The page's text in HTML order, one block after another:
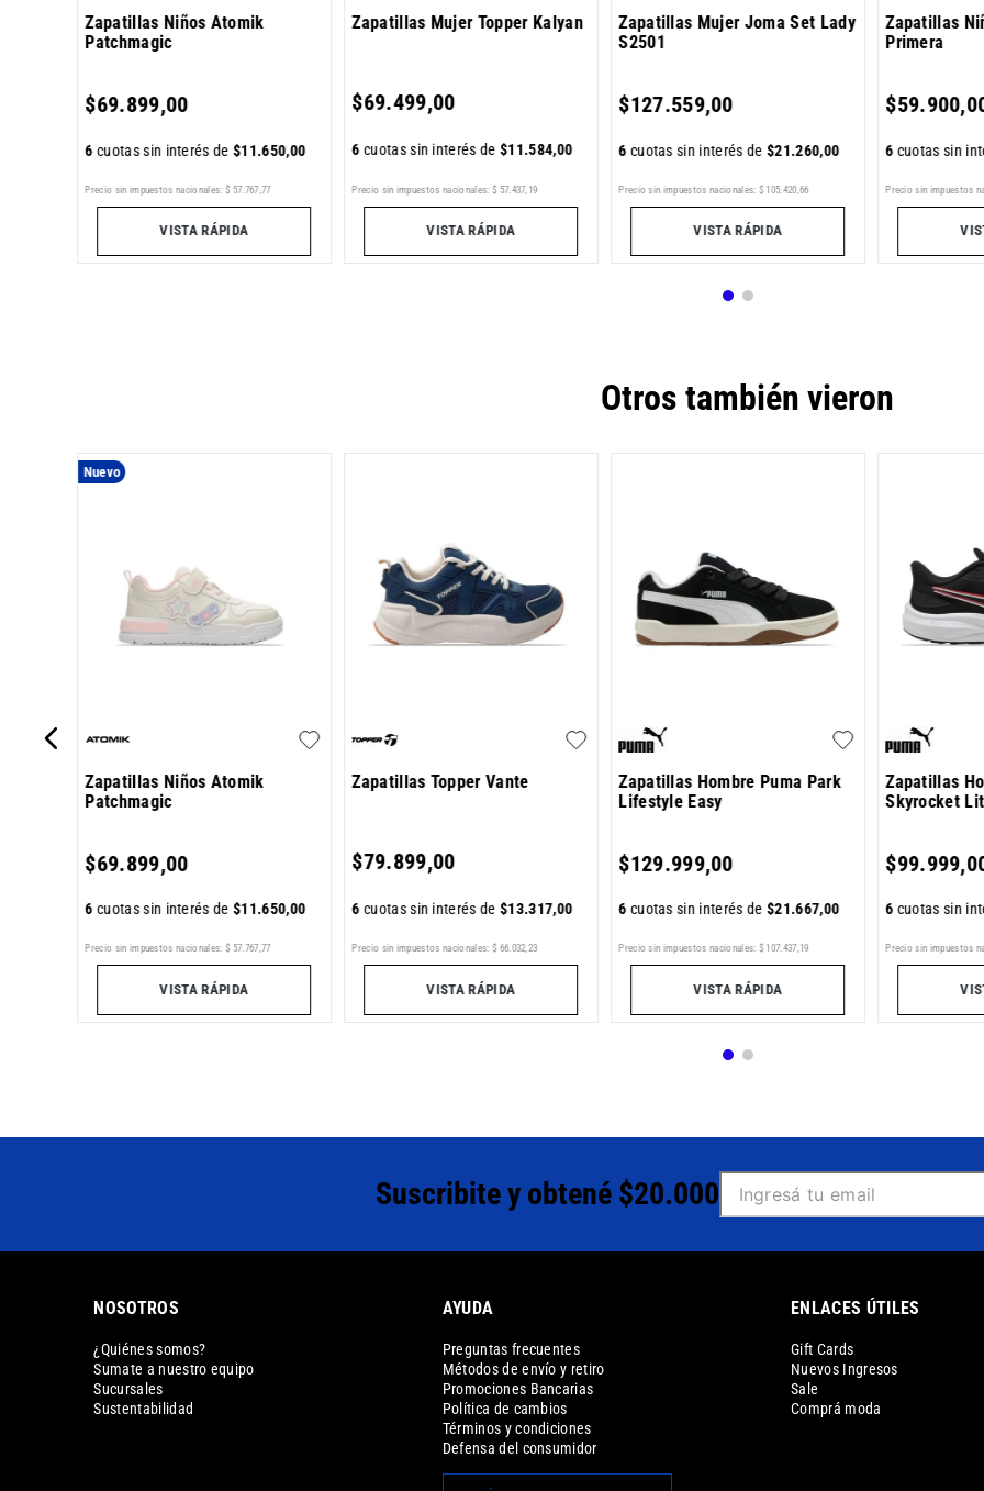
Zapatillas Niños Atomik
Patchmagic
$69.899,00
6cuotas sin interés de$11.650,00
Precio sin impuestos nacionales: $ 57 767 ,77
VISTA RÁPIDA
Zapatillas Mujer Topper Kalyan
$69.499,00
6cuotas sin interés de$11.584,00
Precio sin impuestos nacionales: $ 57 437 19
VISTA RÁPIDA
Zapatillas Mujer Joma Set Lady
S2501
$127.559,00
6cuotas sin interés de$21.260,00
Precio sin impuestos nacionales: $ 105 420 ,66
VISTA RÁPIDA
Zapatillas
Primera
$59.900,
6cuotas sin
Precio sin impuestos
Otros también vieron
Nuevo
Zapatillas Niños Atomik
Patchmagic
$69.899,00
6cuotas sin interés de$11.650,00
Precio sin impuestos nacionales: $ 57.767,77
VISTA RÁPIDA
Zapatillas Topper Vante
$79.899,00
6cuotas sin interés de$13.317,00
Precio sin impuestos nacionales: $ 66.032,23
VISTA RÁPIDA
Zapatillas Hombre Puma Park
Lifestyle Easy
$129.999,00
6cuotas sin interés de$21.667,00
Precio sin impuestos nacionales: $ 107.437,19
VISTA RÁPIDA
Zapatillas
Skyrocket
$99.999,
6cuotas sin
Precio sin impuestos
Suscribite y obtené $20.000
NOSOTROS
¿Quiénes somos?
Sumate a nuestro equipo
Sucursales
Sustentabilidad
AYUDA
Preguntas frecuentes
Métodos de envío y retiro
Promociones Bancarias
Política de cambios
Términos y condiciones
Defensa del consumidor
ENLACES ÚTILES
Gift Cards
Nuevos Ingresos
Sale
Comprá moda